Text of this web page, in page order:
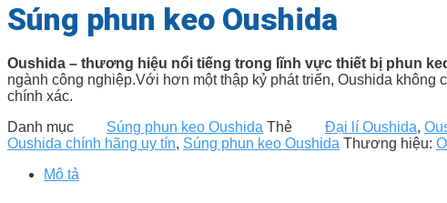
Súng phun keo Oushida
Oushida – thương hiệu nổi tiếng trong lĩnh vực thiết bị phun
ngành công nghiệp.Với hơn một thập kỷ phát triển, Oushida
chính xác.
Danh mục
Súng phun keo Oushida Thẻ Đại lí Oushida,
Oushida chính hãng uy tín, Súng phun keo Oushida Thương hiệu:
Mô tả